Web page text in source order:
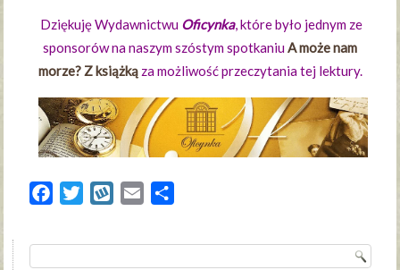
Dziękuję Wydawnictwu Oficynka, które było jednym ze
sponsorów na naszym szóstym spotkaniuA może nam
morze? Z książkąza możliwość przeczytania tej lektury.
FacebookTwitterWykopEmail